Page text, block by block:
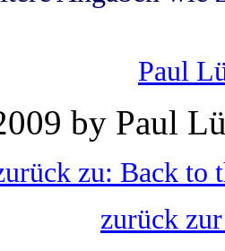
Paul
by Paul
zu: Back to
zurück